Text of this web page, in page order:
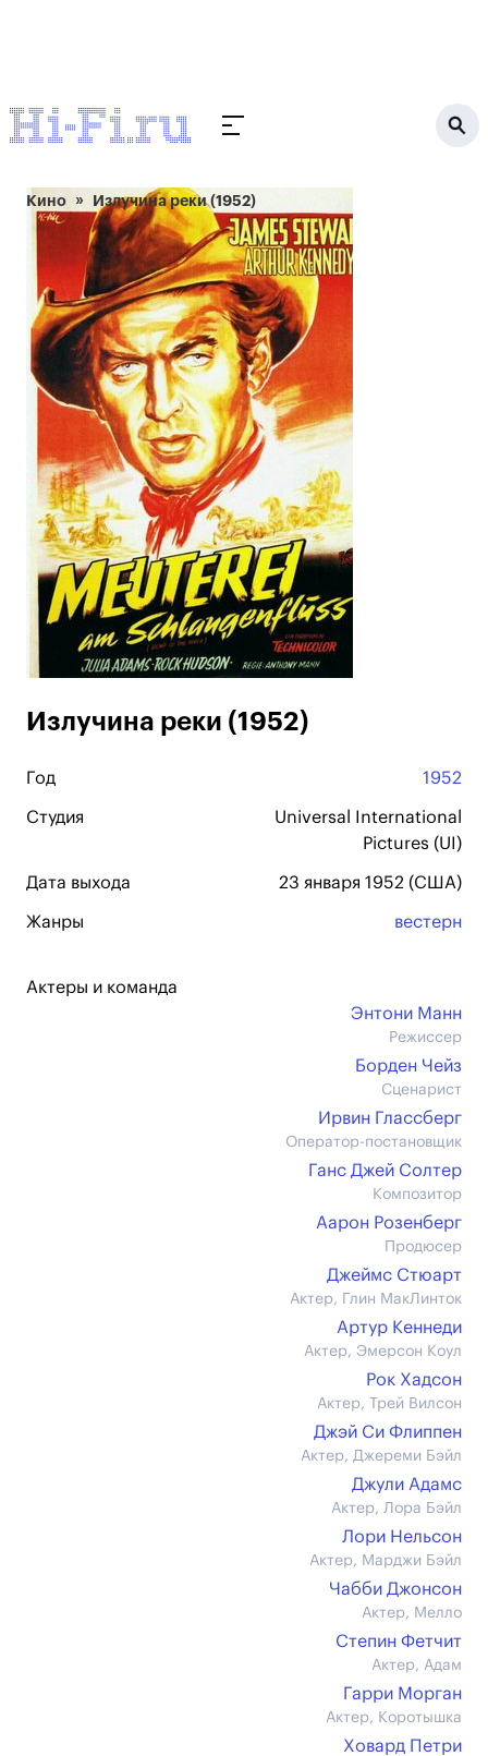
Кино Излучина реки (1952)
Излучина реки (1952)
Год 1952
Студия
Universal International
Pictures (UI)
Дата выхода 23 января 1952 (США)
Жанры вестерн
Актеры и команда
Энтони Манн
Режиссер
Борден Чейз
Сценарист
Ирвин Глассберг
Оператор-постановщик
Ганс Джей Солтер
Композитор
Аарон Розенберг
Продюсер
Джеймс Стюарт
Актер, Глин МакЛинток
Артур Кеннеди
Актер, Эмерсон Коул
Рок Хадсон
Актер, Трей Вилсон
Джэй Си Флиппен
Актер, Джереми Бэйл
Джули Адамс
Актер, Лора Бэйл
Лори Нельсон
Актер, Марджи Бэйл
Чабби Джонсон
Актер, Мелло
Степин Фетчит
Актер, Адам
Гарри Морган
Актер, Коротышка
Ховард Петри